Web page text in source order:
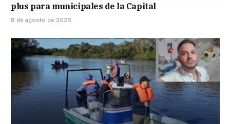
plus para municipales de la Capital
8 de agosto de 2026